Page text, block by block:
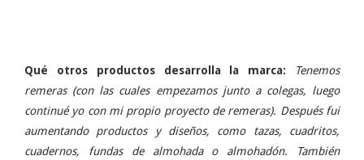
Qué otros productos desarrolla la marca:
Tenemos
remeras (con las cuales empezamos junto a colegas, luego
continué yo con mi propio proyecto de remeras). Después fui
aumentando productos y diseños, como tazas, cuadritos,
cuadernos, fundas de almohada o almohadón. También